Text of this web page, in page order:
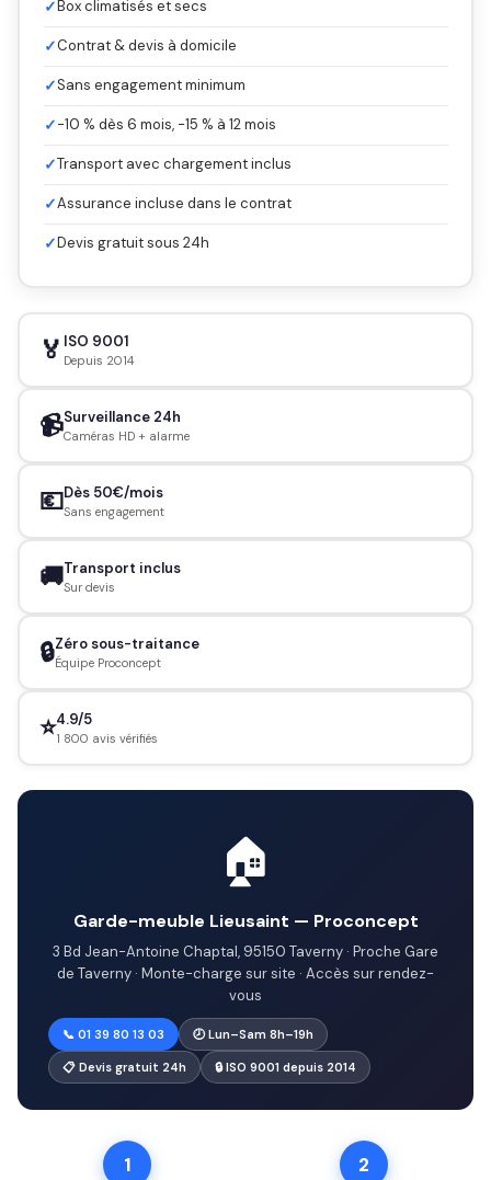
✓Box climatisés et secs
✓Contrat & devis à domicile
✓Sans engagement minimum
✓-10 % dès 6 mois, -15 % à 12 mois
✓Transport avec chargement inclus
✓Assurance incluse dans le contrat
✓Devis gratuit sous 24h
🏅 ISO 9001
Depuis 2014
📹Surveillance 24h
Caméras HD + alarme
💶Dès 50€/mois
Sans engagement
🚚Transport inclus
Sur devis
🔒Zéro sous-traitance
Équipe Proconcept
⭐4.9/5
1 800 avis vérifiés
🏠
Garde-meuble Lieusaint — Proconcept
3 Bd Jean-Antoine Chaptal, 95150 Taverny · Proche Gare
de Taverny · Monte-charge sur site · Accès sur rendez-
vous
📞 01 39 80 13 03 🕗 Lun–Sam 8h–19h
📋 Devis gratuit 24h 🔒 ISO 9001 depuis 2014
1 2